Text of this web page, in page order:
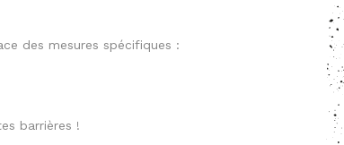
des mesures spécifiques :
barrières !